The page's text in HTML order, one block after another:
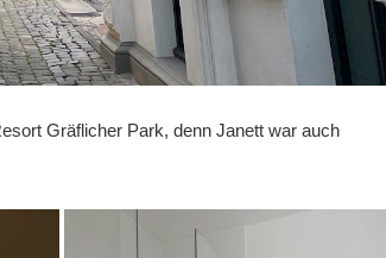
Gräflicher Park, denn Janett war auch